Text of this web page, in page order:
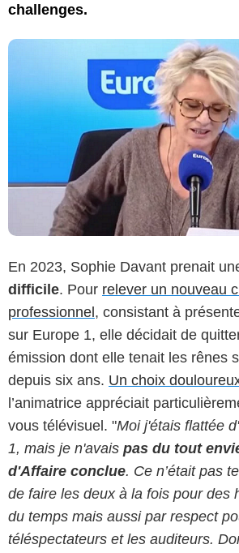
challenges.
En 2023, Sophie Davant prenait
difficile. Pour relever un nouveau
professionnel, consistant à
sur Europe 1, elle décidait de
émission dont elle tenait les rênes
depuis six ans. Un choix
l’animatrice appréciait
vous télévisuel. "Moi j'étais flattée
1, mais je n'avais pas du tout
d'Affaire conclue. Ce n’était pas
de faire les deux à la fois pour des
du temps mais aussi par respect
téléspectateurs et les auditeurs.